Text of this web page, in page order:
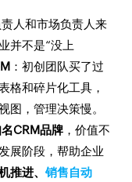
人和市场负责人来
并不是“没上
：初创团队买了过
格和碎片化工具，
图，管理决策慢。
CRM品牌 ，价值不
展阶段，帮助企业
推进、销售自动